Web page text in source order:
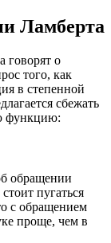
Ламберта
говорят о
того, как
в степенной
сбежать
функцию:
обращении
пугаться
с обращением
проще, чем в